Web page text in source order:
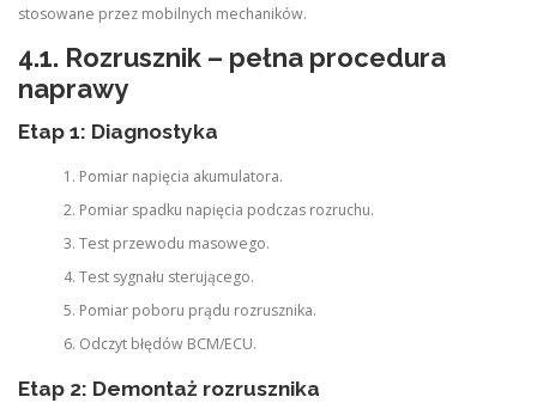
stosowane przez mobilnych mechaników.
4.1. Rozrusznik – pełna procedura
naprawy
Etap 1: Diagnostyka
Pomiar napięcia akumulatora.
Pomiar spadku napięcia podczas rozruchu.
Test przewodu masowego.
Test sygnału sterującego.
Pomiar poboru prądu rozrusznika.
Odczyt błędów BCM/ECU.
Etap 2: Demontaż rozrusznika